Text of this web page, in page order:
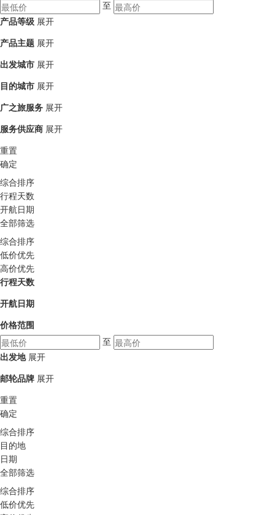
至
产品等级 展开
产品主题 展开
出发城市 展开
目的城市 展开
广之旅服务 展开
服务供应商 展开
重置
确定
综合排序
行程天数
开航日期
全部筛选
综合排序
低价优先
高价优先
行程天数
开航日期
价格范围
至
出发地 展开
邮轮品牌 展开
重置
确定
综合排序
目的地
日期
全部筛选
综合排序
低价优先